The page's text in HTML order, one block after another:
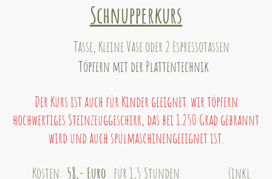
Schnupperkurs
Tasse, Kleine Vase oder 2 Espressotassen
Töpfern mit der Plattentechnik
Der Kurs ist auch für Kinder geeignet. wir töpfern
hochwertiges Steinzeuggeschirr, das bei 1.250 Grad gebrannt
wird und auch spülmaschinengeeignet ist.
Kosten: 58,- Euro für 1,5 Stunden (inkl.